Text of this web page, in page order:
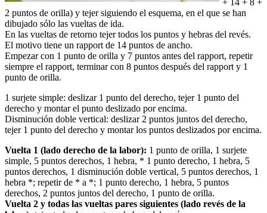
+ 14 + 8 +
2 puntos de orilla) y tejer siguiendo el esquema, en el que se han
dibujado sólo las vueltas de ida.
En las vueltas de retorno tejer todos los puntos y hebras del revés.
El motivo tiene un rapport de 14 puntos de ancho.
Empezar con 1 punto de orilla y 7 puntos antes del rapport, repetir
siempre el rapport, terminar con 8 puntos después del rapport y 1
punto de orilla.
1 surjete simple: deslizar 1 punto del derecho, tejer 1 punto del
derecho y montar el punto deslizado por encima.
Disminución doble vertical: deslizar 2 puntos juntos del derecho,
tejer 1 punto del derecho y montar los puntos deslizados por encima.
Vuelta 1 (lado derecho de la labor): 1 punto de orilla, 1 surjete
simple, 5 puntos derechos, 1 hebra, * 1 punto derecho, 1 hebra, 5
puntos derechos, 1 disminución doble vertical, 5 puntos derechos, 1
hebra *; repetir de * a *; 1 punto derecho, 1 hebra, 5 puntos
derechos, 2 puntos juntos del derecho, 1 punto de orilla.
Vuelta 2 y todas las vueltas pares siguientes (lado revés de la